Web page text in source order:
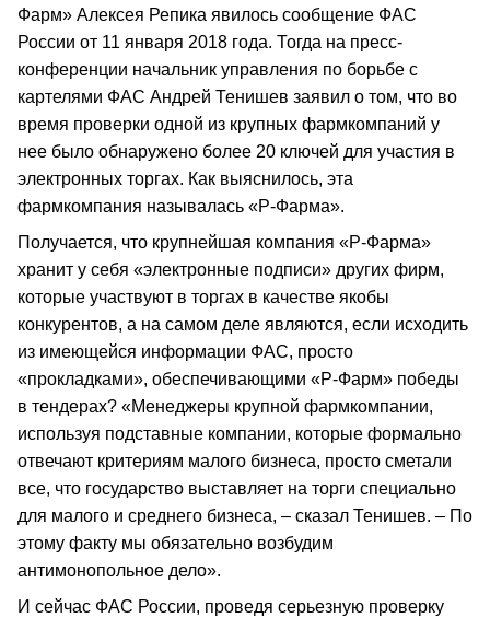
Фарм» Алексея Репика явилось сообщение ФАС
России от 11 января 2018 года. Тогда на пресс-
конференции начальник управления по борьбе с
картелями ФАС Андрей Тенишев заявил о том, что во
время проверки одной из крупных фармкомпаний у
нее было обнаружено более 20 ключей для участия в
электронных торгах. Как выяснилось, эта
фармкомпания называлась «Р-Фарма».
Получается, что крупнейшая компания «Р-Фарма»
хранит у себя «электронные подписи» других фирм,
которые участвуют в торгах в качестве якобы
конкурентов, а на самом деле являются, если исходить
из имеющейся информации ФАС, просто
«прокладками», обеспечивающими «Р-Фарм» победы
в тендерах? «Менеджеры крупной фармкомпании,
используя подставные компании, которые формально
отвечают критериям малого бизнеса, просто сметали
все, что государство выставляет на торги специально
для малого и среднего бизнеса, – сказал Тенишев. – По
этому факту мы обязательно возбудим
антимонопольное дело».
И сейчас ФАС России, проведя серьезную проверку